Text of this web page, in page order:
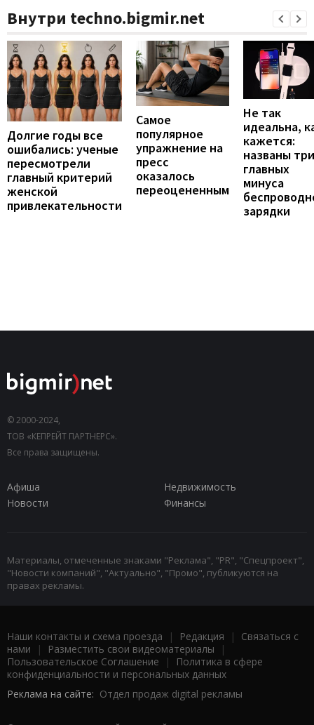
Внутри techno.bigmir.net
Долгие годы все
ошибались: ученые
пересмотрели
главный критерий
женской
привлекательности
Самое
популярное
упражнение на
пресс
оказалось
переоцененным
Не так
идеальна,
кажется:
названы три
главных
минуса
зарядки
© 2000-2024,
ТОВ «КЕПРЕЙТ ПАРТНЕРС».
Все права защищены.
Афиша
Недвижимость
Новости
Финансы
Материалы, отмеченные знаками "Реклама", "PR", "Спецпроект",
"Новости компаний", "Актуально", "Промо", публикуются на
правах рекламы.
Наши контакты и схема проезда | Редакция | Связаться с
нами | Разместить свои видеоматериалы |
Пользовательское Соглашение |
Политика в сфере
конфиденциальности и персональных данных
Реклама на сайте: Отдел продаж digital рекламы